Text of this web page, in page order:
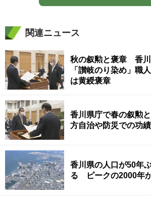
関連ニュース
秋の叙勲と褒章 香
「讃岐のり染め」職
は黄綬褒章
香川県庁で春の叙勲
方自治や防災での功
香川県の人口が50年
る ピークの2000年